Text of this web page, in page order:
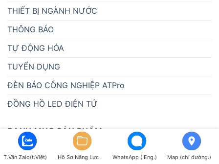
THIẾT BỊ NGÀNH NƯỚC
THÔNG BÁO
TỰ ĐỘNG HÓA
TUYỂN DỤNG
ĐÈN BÁO CÔNG NGHIỆP ATPro
ĐỒNG HỒ LED ĐIỆN TỬ
DANH MỤC SẢN PHẨM
ATSCADA - PHẦN MỀM SCADA
T.Vấn Zalo(t.Việt) Hồ Sơ Năng Lực . WhatsApp ( Eng.) Map (chỉ đường.)